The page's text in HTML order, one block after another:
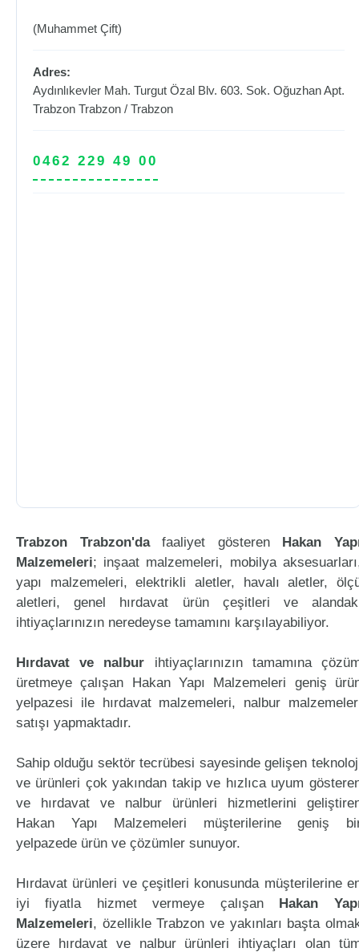
(Muhammet Çift)
Adres:
Aydınlıkevler Mah. Turgut Özal Blv. 603. Sok. Oğuzhan Apt.
Trabzon Trabzon / Trabzon
0462 229 49 00
Trabzon Trabzon'dafaaliyet gösteren Hakan
Malzemeleri; inşaat malzemeleri, mobilya
yapı malzemeleri, elektrikli aletler, havalı aletler,
aletleri, genel hırdavat ürün çeşitleri ve
ihtiyaçlarınızın neredeyse tamamını karşılayabiliyor.
Hırdavat ve nalbur ihtiyaçlarınızın tamamına
üretmeye çalışan Hakan Yapı Malzemeleri geniş
yelpazesi ile hırdavat malzemeleri, nalbur
satışı yapmaktadır.
Sahip olduğu sektör tecrübesi sayesinde gelişen
ve ürünleri çok yakından takip ve hızlıca uyum
ve hırdavat ve nalbur ürünleri hizmetlerini
Hakan Yapı Malzemeleri müşterilerine geniş
yelpazede ürün ve çözümler sunuyor.
Hırdavat ürünleri ve çeşitleri konusunda müşterilerine
iyi fiyatla hizmet vermeye çalışan Hakan
Malzemeleri, özellikle Trabzon ve yakınları başta
üzere hırdavat ve nalbur ürünleri ihtiyaçları olan